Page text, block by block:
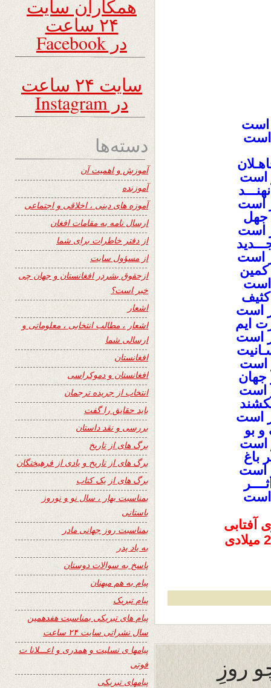
است
است
است
است
جهل
است
است
کمین
است
کثیف
است
ایم
است
است
جهان
است
است
و بو
است
باغ
است
است
روزِ
همکاران سایت
۲۴ ساعت
در Facebook
سایت ۲۴ ساعت
در Instagram
دسته‌ها
آموزش و اهمیت آن
آموزنده
آموزه های دینی ، اخلاقی و اجتماعی
ارسال نامه به مقامات افغان
از دفتر خاطرات برای شما
از مسؤول سایت
ازحقوق بشردر افغانستان و جهان چی
خبر است؟
اشعار
اشعار ، مطالب انتخابی ، معلوماتی و
ارسالی شما
افغانستان
افغانستان و دموکراسی
انتخاب از جریده ترجمان
باید حقایق را گفت
بررسی و نقد داستان
برگ های از تاریخ
برگ های از تاریخ و یادی از فرهیختگان
برگ های از یک کتاب
بمناسبت بهار ، سال نو و نوروز
باستانی
بمناسبت روز جهانی مادر
به یاد پدر
پاسخ به سوالات دوستان
پیام به هم میهنان
پیام تبریک
پیام های تبریکی بمناسبت هفدهمین
سال نشراتی سایت ۲۴ ساعت
پیامها ی تسلیت و همدری و اعـــلانا ت
فوتی
پیامهای تبریکی